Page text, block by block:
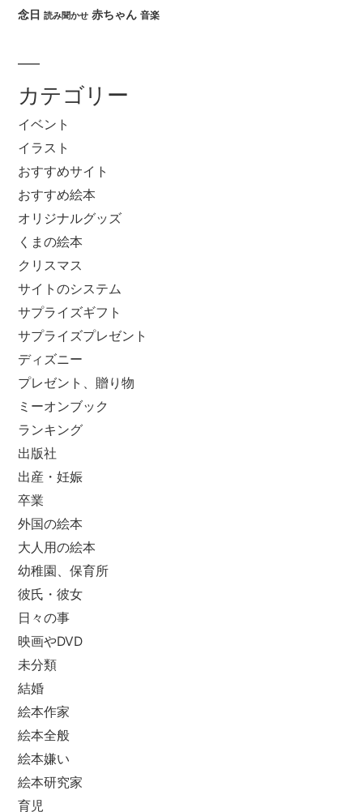
念日 読み聞かせ 赤ちゃん 音楽
カテゴリー
イベント
イラスト
おすすめサイト
おすすめ絵本
オリジナルグッズ
くまの絵本
クリスマス
サイトのシステム
サプライズギフト
サプライズプレゼント
ディズニー
プレゼント、贈り物
ミーオンブック
ランキング
出版社
出産・妊娠
卒業
外国の絵本
大人用の絵本
幼稚園、保育所
彼氏・彼女
日々の事
映画やDVD
未分類
結婚
絵本作家
絵本全般
絵本嫌い
絵本研究家
育児